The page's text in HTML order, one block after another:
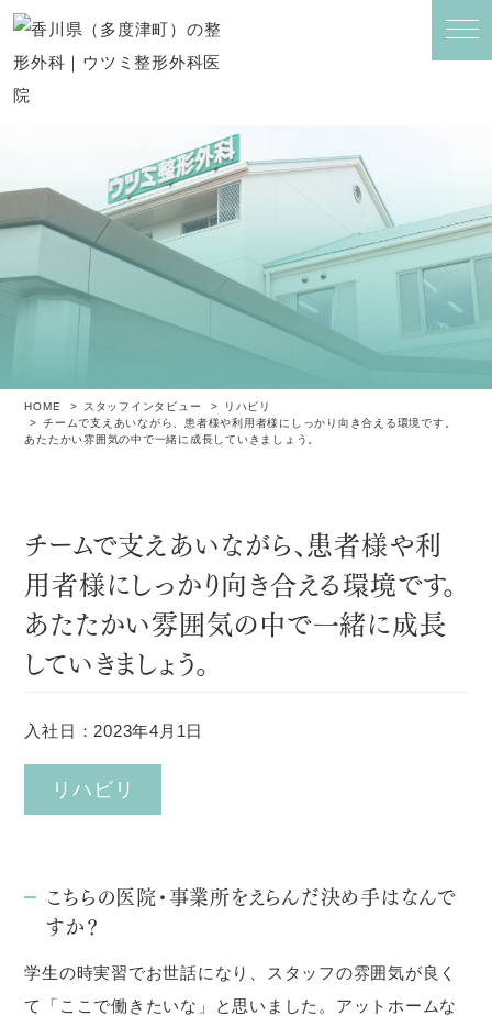
HOME スタッフインタビュー
リハビリ
チームで支えあいながら、患者様や利用者様にしっかり向き合える環境です。
あたたかい雰囲気の中で一緒に成長していきましょう。
チームで支えあいながら、患者様や利
用者様にしっかり向き合える環境です。
あたたかい雰囲気の中で一緒に成長
していきましょう。
入社日：2023年4月1日
リハビリ
こちらの医院・事業所をえらんだ決め手はなんで
すか？
学生の時実習でお世話になり、スタッフの雰囲気が良く
て「ここで働きたいな」と思いました。アットホームな